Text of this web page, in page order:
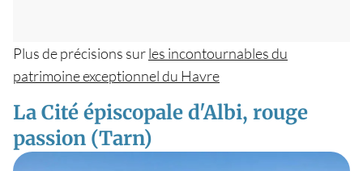
Plus de précisions surles incontournables du
patrimoine exceptionnel du Havre
La Cité épiscopale d'Albi, rouge
passion (Tarn)